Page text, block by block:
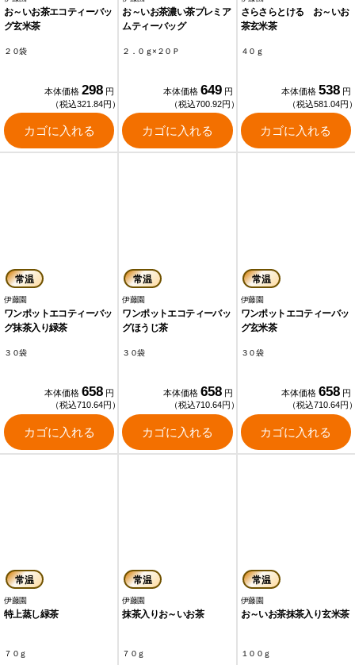
お～いお茶エコティーバッ
グ玄米茶
２０袋
本体価格 298 円
（税込321.84円）
カゴに入れる
お～いお茶濃い茶プレミア
ムティーバッグ
２．０ｇ×２０Ｐ
本体価格 649 円
（税込700.92円）
カゴに入れる
さらさらとける お～いお
茶玄米茶
４０ｇ
本体価格 538 円
（税込581.04円
カゴに入れる
常温
伊藤園
ワンポットエコティーバッ
グ抹茶入り緑茶
３０袋
本体価格 658 円
（税込710.64円）
カゴに入れる
常温
伊藤園
ワンポットエコティーバッ
グほうじ茶
３０袋
本体価格 658 円
（税込710.64円）
カゴに入れる
常温
伊藤園
ワンポットエコティーバッ
グ玄米茶
３０袋
本体価格 658 円
（税込710.64円
カゴに入れる
常温
伊藤園
特上蒸し緑茶
７０ｇ
常温
伊藤園
抹茶入りお～いお茶
７０ｇ
常温
伊藤園
お～いお茶抹茶入り玄米茶
１００ｇ